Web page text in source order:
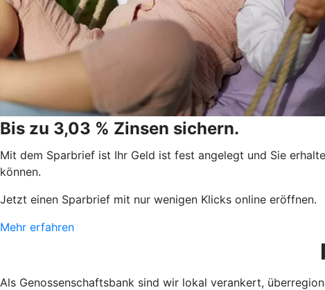
Bis zu 3,03 % Zinsen sichern.
Mit dem Sparbrief ist Ihr Geld ist fest angelegt und Sie
können.
Jetzt einen Sparbrief mit nur wenigen Klicks online eröffnen.
Mehr erfahren
Als Genossenschaftsbank sind wir lokal verankert,